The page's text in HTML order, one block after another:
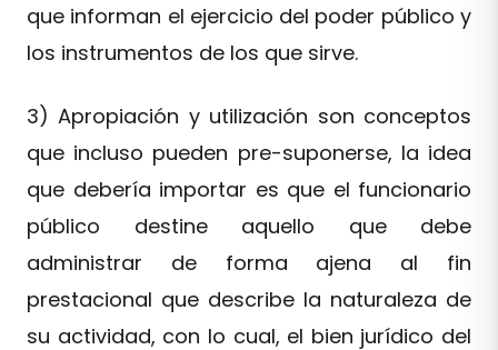
que informan el ejercicio del poder público y
los instrumentos de los que sirve.
3) Apropiación y utilización son conceptos
que incluso pueden pre-suponerse, la idea
que debería importar es que el funcionario
público destine aquello que debe
administrar de forma ajena al fin
prestacional que describe la naturaleza de
su actividad, con lo cual, el bien jurídico del